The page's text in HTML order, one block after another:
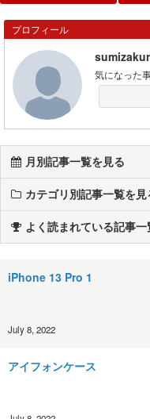
プロフィール
気になった
月別記事一覧を見る
カテゴリ別記事一覧を見
よく読まれている記事
iPhone 13 Pro 1
July 8, 2022
アイフォンケース